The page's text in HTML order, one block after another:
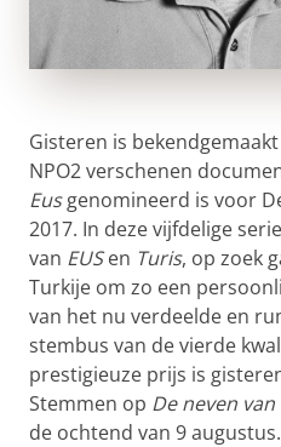
Gisteren is
NPO2 verschenen
Eusgenomineerd is voor
2017. In deze vijfdelige
van EUSen Turis, op zoek
Turkije om zo een
van het nu verdeelde en
stembus van de vierde
prestigieuze prijs is
Stemmen op De neven van
de ochtend van 9 augustus.